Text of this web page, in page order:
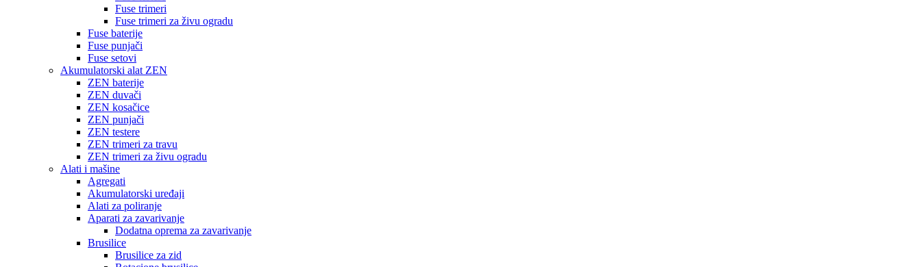
Fuse trimeri
Fuse trimeri za živu ogradu
Fuse baterije
Fuse punjači
Fuse setovi
Akumulatorski alat ZEN
ZEN baterije
ZEN duvači
ZEN kosačice
ZEN punjači
ZEN testere
ZEN trimeri za travu
ZEN trimeri za živu ogradu
Alati i mašine
Agregati
Akumulatorski uređaji
Alati za poliranje
Aparati za zavarivanje
Dodatna oprema za zavarivanje
Brusilice
Brusilice za zid